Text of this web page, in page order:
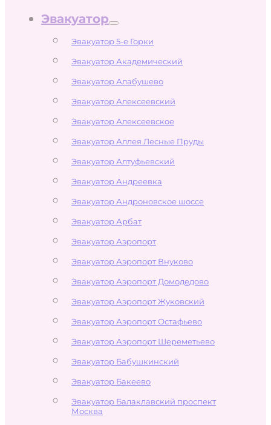
Эвакуатор
Эвакуатор 5-е Горки
Эвакуатор Академический
Эвакуатор Алабушево
Эвакуатор Алексеевский
Эвакуатор Алексеевское
Эвакуатор Аллея Лесные Пруды
Эвакуатор Алтуфьевский
Эвакуатор Андреевка
Эвакуатор Андроновское шоссе
Эвакуатор Арбат
Эвакуатор Аэропорт
Эвакуатор Аэропорт Внуково
Эвакуатор Аэропорт Домодедово
Эвакуатор Аэропорт Жуковский
Эвакуатор Аэропорт Остафьево
Эвакуатор Аэропорт Шереметьево
Эвакуатор Бабушкинский
Эвакуатор Бакеево
Эвакуатор Балаклавский проспект
Москва